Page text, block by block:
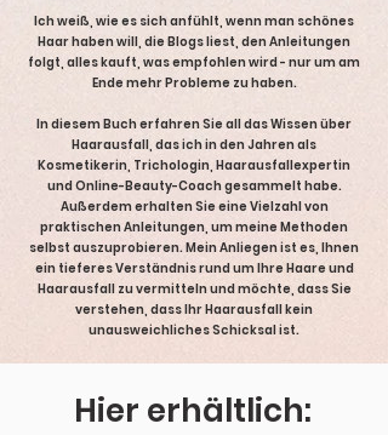
Ich weiß, wie es sich anfühlt, wenn man schönes
Haar haben will, die Blogs liest, den Anleitungen
folgt, alles kauft, was empfohlen wird - nur um am
Ende mehr Probleme zu haben.
In diesem Buch erfahren Sie all das Wissen über
Haarausfall, das ich in den Jahren als
Kosmetikerin, Trichologin, Haarausfallexpertin
und Online-Beauty-Coach gesammelt habe.
Außerdem erhalten Sie eine Vielzahl von
praktischen Anleitungen, um meine Methoden
selbst auszuprobieren. Mein Anliegen ist es, Ihnen
ein tieferes Verständnis rund um Ihre Haare und
Haarausfall zu vermitteln und möchte, dass Sie
verstehen, dass Ihr Haarausfall kein
unausweichliches Schicksal ist.
Hier erhältlich: